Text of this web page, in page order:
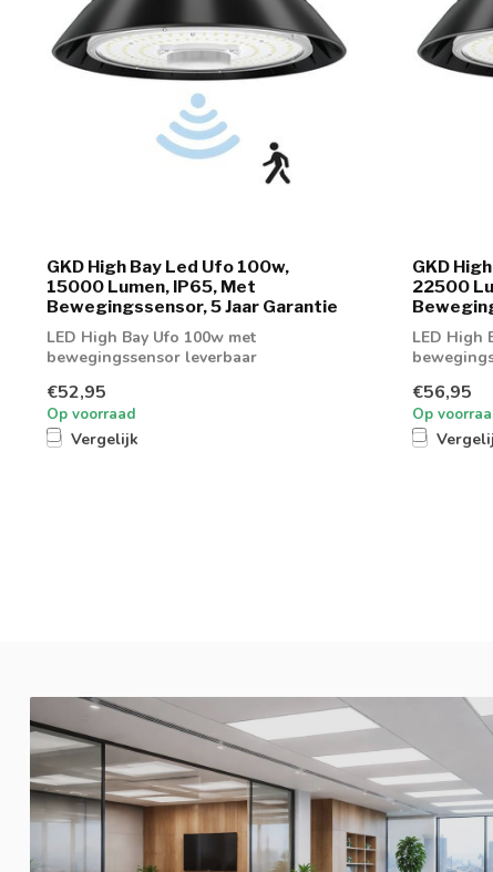
GKD High Bay Led Ufo 100w,
15000 Lumen, IP65, Met
Bewegingssensor, 5 Jaar Garantie
LED High Bay Ufo 100w met
bewegingssensor leverbaar
€52,95
Op voorraad
Vergelijk
GKD
22500
LED High
€56,95
Op